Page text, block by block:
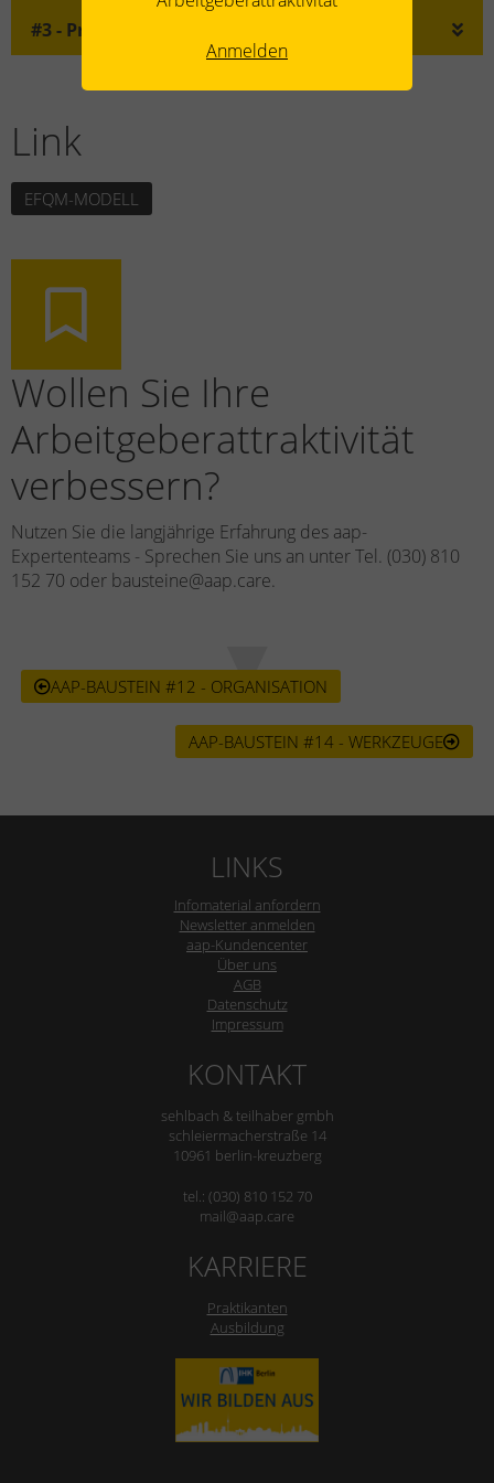
#3 - Projektarbeit
Link
EFQM-MODELL
Wollen Sie Ihre
Arbeitgeberattraktivität
verbessern?
Nutzen Sie die langjährige Erfahrung des aap-
Expertenteams - Sprechen Sie uns an unter Tel. (030) 810
152 70 oder bausteine@aap.care.
AAP-BAUSTEIN #12 - ORGANISATION
AAP-BAUSTEIN #14 - WERKZEUGE
LINKS
Infomaterial anfordern
Newsletter anmelden
aap-Kundencenter
Über uns
AGB
Datenschutz
Impressum
KONTAKT
sehlbach & teilhaber gmbh
schleiermacherstraße 14
10961 berlin-kreuzberg
tel.: (030) 810 152 70
mail@aap.care
KARRIERE
Praktikanten
Ausbildung
Anmelden